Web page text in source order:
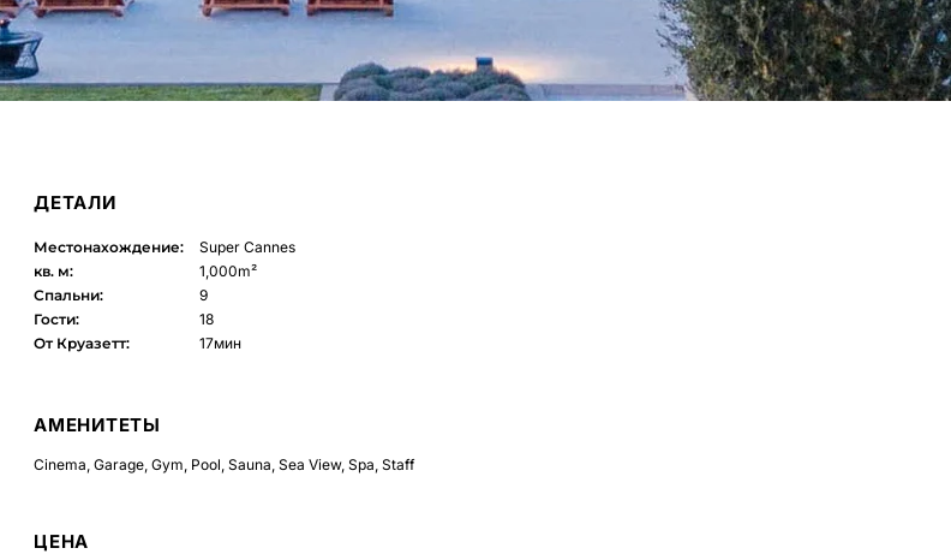
ДЕТАЛИ
Местонахождение:
Super Cannes
кв. м:
1,000m²
Спальни:
9
Гости:
18
От Круазетт:
17мин
АМЕНИТЕТЫ
Cinema, Garage, Gym, Pool, Sauna, Sea View, Spa, Staff
ЦЕНА